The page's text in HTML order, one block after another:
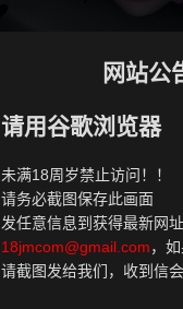
网站公
请用谷歌浏览器
未满18周岁禁止访问！！
请务必截图保存此画面
发任意信息到获得最新网
18jmcom@gmail.com，
请截图发给我们，收到信会